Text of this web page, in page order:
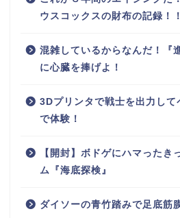
ウスコックスの財布の記録！！
混雑しているからなんだ！『
に心臓を捧げよ！
3Dプリンタで戦士を出力し
で体験！
【開封】ボドゲにハマったき
ム『海底探検』
ダイソーの青竹踏みで足底筋